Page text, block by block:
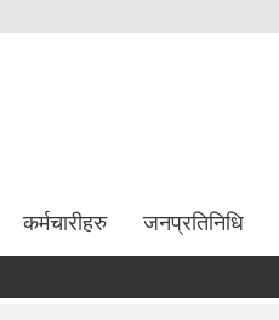
कर्मचारीहरु जनप्रतिनिधि